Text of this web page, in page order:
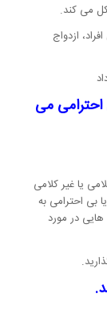
می کند.
ازدواج
احترامی می
یا غیر کلامی
بی احترامی به
در مورد